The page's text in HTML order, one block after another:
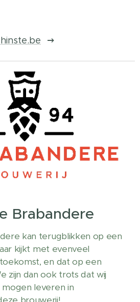
Brabandere
kan terugblikken op een
kijkt met evenveel
en dat op een
zijn dan ook trots dat wij
leveren in